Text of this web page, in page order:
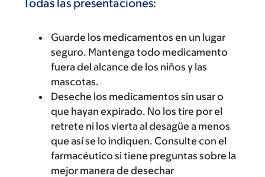
Todas las presentaciones:
Guarde los medicamentos en un lugar
seguro. Mantenga todo medicamento
fuera del alcance de los niños y las
mascotas.
Deseche los medicamentos sin usar o
que hayan expirado. No los tire por el
retrete ni los vierta al desagüe a menos
que así se lo indiquen. Consulte con el
farmacéutico si tiene preguntas sobre la
mejor manera de desechar